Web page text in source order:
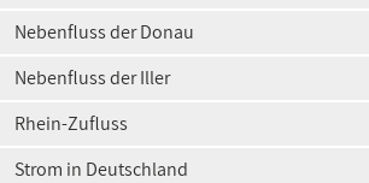
Nebenfluss der Donau
Nebenfluss der Iller
Rhein-Zufluss
Strom in Deutschland